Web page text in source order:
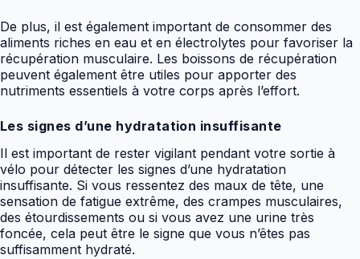
De plus, il est également important de consommer des
aliments riches en eau et en électrolytes pour favoriser la
récupération musculaire. Les boissons de récupération
peuvent également être utiles pour apporter des
nutriments essentiels à votre corps après l’effort.
Les signes d’une hydratation insuffisante
Il est important de rester vigilant pendant votre sortie à
vélo pour détecter les signes d’une hydratation
insuffisante. Si vous ressentez des maux de tête, une
sensation de fatigue extrême, des crampes musculaires,
des étourdissements ou si vous avez une urine très
foncée, cela peut être le signe que vous n’êtes pas
suffisamment hydraté.